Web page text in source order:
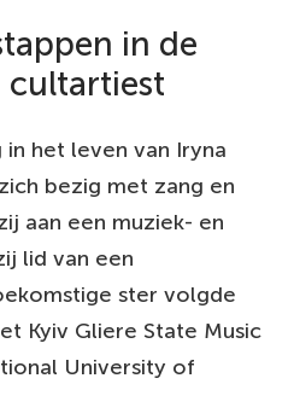
in de
cultartiest
het leven van Iryna
bezig met zang en
aan een muziek- en
lid van een
ster volgde
Kyiv Gliere State Music
University of